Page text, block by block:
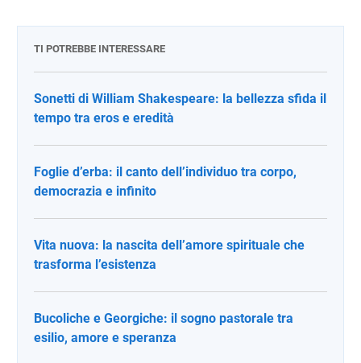
TI POTREBBE INTERESSARE
Sonetti di William Shakespeare: la bellezza sfida il
tempo tra eros e eredità
Foglie d’erba: il canto dell’individuo tra corpo,
democrazia e infinito
Vita nuova: la nascita dell’amore spirituale che
trasforma l’esistenza
Bucoliche e Georgiche: il sogno pastorale tra
esilio, amore e speranza